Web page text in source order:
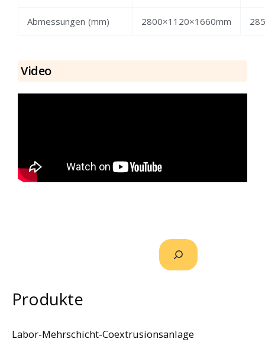
Produkte
Labor-Mehrschicht-Coextrusionsanlage
Abmessungen (mm) 2800×1120×1660mm
Video